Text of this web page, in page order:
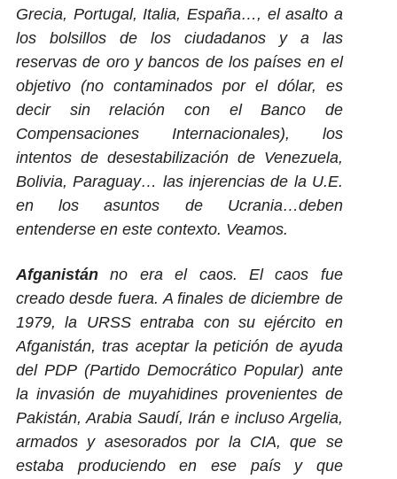
Grecia, Portugal, Italia, España…, el asalto a
los bolsillos de los ciudadanos y a las
reservas de oro y bancos de los países en el
objetivo (no contaminados por el dólar, es
decir sin relación con el Banco de
Compensaciones Internacionales), los
intentos de desestabilización de Venezuela,
Bolivia, Paraguay… las injerencias de la U.E.
en los asuntos de Ucrania…deben
entenderse en este contexto. Veamos.
Afganistánno era el caos. El caos fue
creado desde fuera. A finales de diciembre de
1979, la URSS entraba con su ejército en
Afganistán, tras aceptar la petición de ayuda
del PDP (Partido Democrático Popular) ante
la invasión de muyahidines provenientes de
Pakistán, Arabia Saudí, Irán e incluso Argelia,
armados y asesorados por la CIA, que se
estaba produciendo en ese país y que